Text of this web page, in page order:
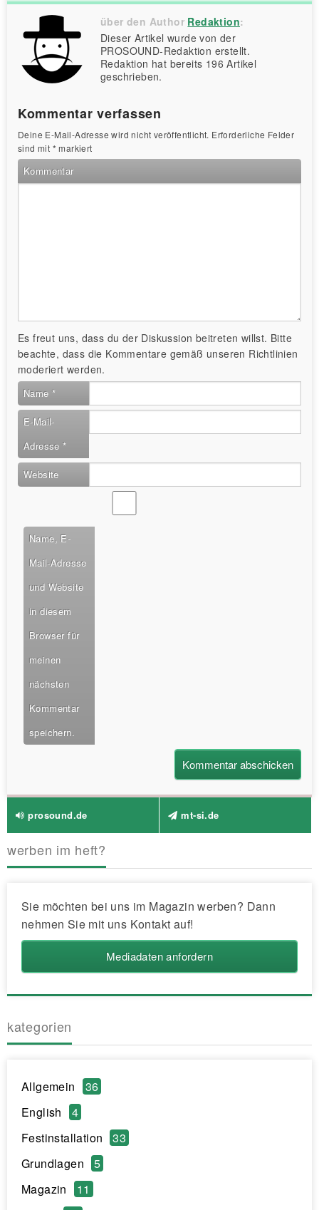
über den Author Redaktion:
Dieser Artikel wurde von der
PROSOUND-Redaktion erstellt.
Redaktion hat bereits 196 Artikel
geschrieben.
Kommentar verfassen
Deine E-Mail-Adresse wird nicht veröffentlicht. Erforderliche Felder
sind mit * markiert
Kommentar
Es freut uns, dass du der Diskussion beitreten willst. Bitte
beachte, dass die Kommentare gemäß unseren Richtlinien
moderiert werden.
Name *
E-Mail-
Adresse*
Website
Name, E-
Mail-Adresse
und Website
in diesem
Browser für
meinen
nächsten
Kommentar
speichern.
prosound.de mt-si.de
werben im heft?
Sie möchten bei uns im Magazin werben? Dann
nehmen Sie mit uns Kontakt auf!
Mediadaten anfordern
kategorien
Allgemein
36
English
4
Festinstallation
33
Grundlagen
5
Magazin
11